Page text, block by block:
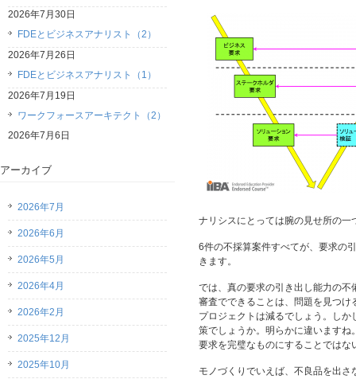
ナリシスにとっては腕の見せ所の一
6件の不採算案件すべてが、要求の
きます。
では、真の要求の引き出し能力の
審査でできることは、問題を見つ
プロジェクトは減るでしょう。し
策でしょうか。明らかに違います
要求を完璧なものにすることではな
モノづくりでいえば、不良品を出
2026年7月30日
FDEとビジネスアナリスト（2）
2026年7月26日
FDEとビジネスアナリスト（1）
2026年7月19日
ワークフォースアーキテクト（2）
2026年7月6日
アーカイブ
2026年7月
2026年6月
2026年5月
2026年4月
2026年2月
2025年12月
2025年10月